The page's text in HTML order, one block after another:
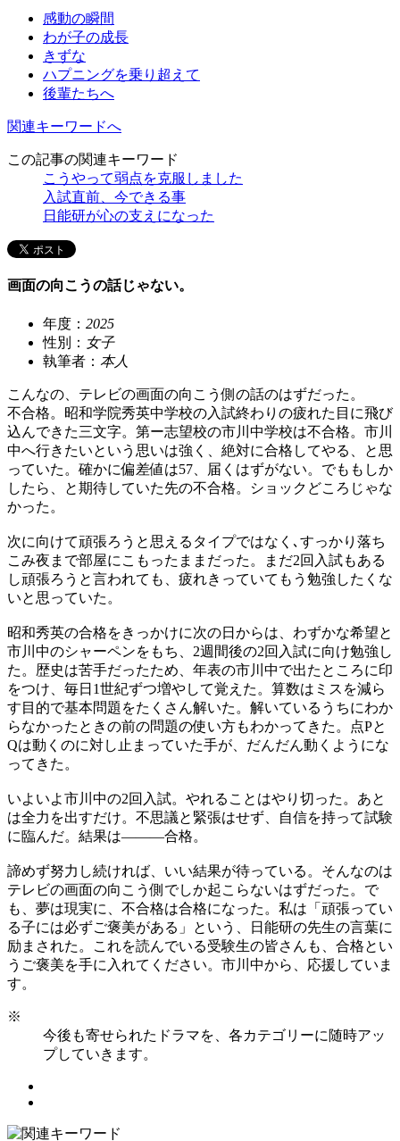
感動の瞬間
わが子の成長
きずな
ハプニングを乗り超えて
後輩たちへ
関連キーワードへ
この記事の関連キーワード
こうやって弱点を克服しました
入試直前、今できる事
日能研が心の支えになった
画面の向こうの話じゃない。
年度： 2025
性別： 女子
執筆者： 本人
こんなの、テレビの画面の向こう側の話のはずだった。
不合格。昭和学院秀英中学校の入試終わりの疲れた目に飛び
込んできた三文字。第ー志望校の市川中学校は不合格。市川
中へ行きたいという思いは強く、絶対に合格してやる、と思
っていた。確かに偏差値は57、届くはずがない。でももしか
したら、と期待していた先の不合格。ショックどころじゃな
かった。
次に向けて頑張ろうと思えるタイプではなく､すっかり落ち
こみ夜まで部屋にこもったままだった。まだ2回入試もある
し頑張ろうと言われても、疲れきっていてもう勉強したくな
いと思っていた。
昭和秀英の合格をきっかけに次の日からは、わずかな希望と
市川中のシャーペンをもち、2週間後の2回入試に向け勉強し
た。歴史は苦手だったため、年表の市川中で出たところに印
をつけ、毎日1世紀ずつ増やして覚えた。算数はミスを減ら
す目的で基本問題をたくさん解いた。解いているうちにわか
らなかったときの前の問題の使い方もわかってきた。点Pと
Qは動くのに対し止まっていた手が、だんだん動くようにな
ってきた。
いよいよ市川中の2回入試。やれることはやり切った。あと
は全力を出すだけ。不思議と緊張はせず、自信を持って試験
に臨んだ。結果は———合格。
諦めず努力し続ければ、いい結果が待っている。そんなのは
テレビの画面の向こう側でしか起こらないはずだった。で
も、夢は現実に、不合格は合格になった。私は「頑張ってい
る子には必ずご褒美がある」という、日能研の先生の言葉に
励まされた。これを読んでいる受験生の皆さんも、合格とい
うご褒美を手に入れてください。市川中から、応援していま
す。
※
今後も寄せられたドラマを、各カテゴリーに随時アッ
プしていきます。